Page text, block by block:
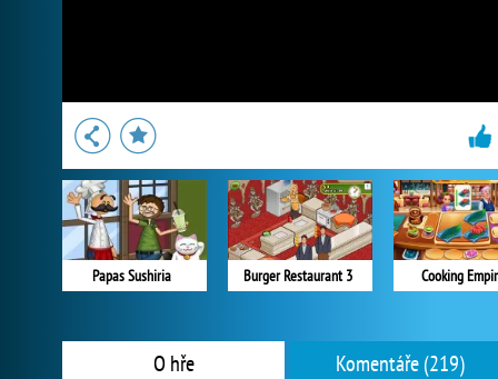
Papas Sushiria Burger Restaurant 3 Cooking
O hře Komentáře (219)